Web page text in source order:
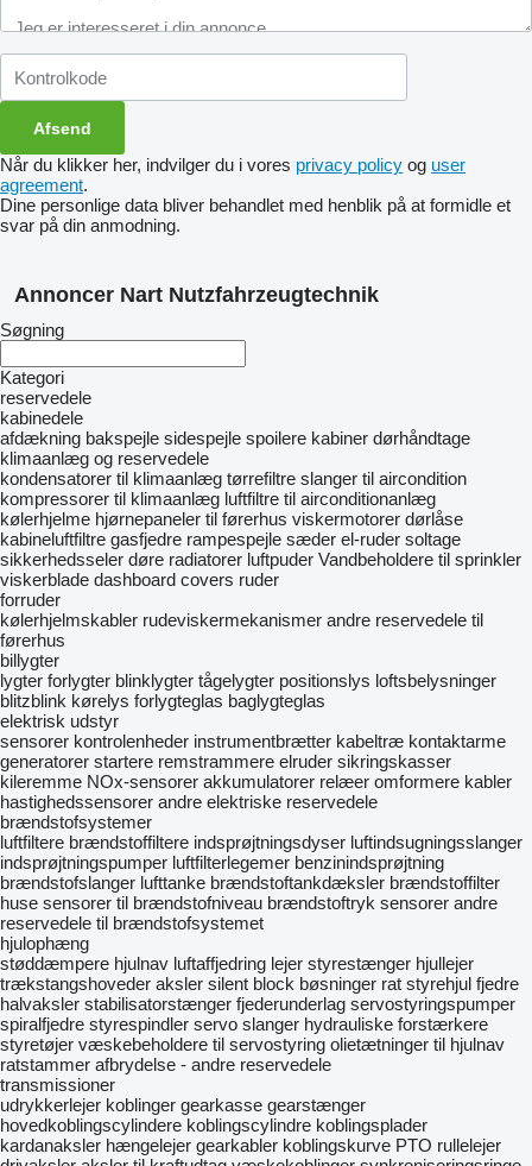
Når du klikker her, indvilger du i vores privacy policy og user
agreement.
Dine personlige data bliver behandlet med henblik på at formidle et
svar på din anmodning.
Annoncer Nart Nutzfahrzeugtechnik
Søgning
Kategori
reservedele
kabinedele
afdækning bakspejle sidespejle spoilere kabiner dørhåndtage
klimaanlæg og reservedele
kondensatorer til klimaanlæg tørrefiltre slanger til aircondition
kompressorer til klimaanlæg luftfiltre til airconditionanlæg
kølerhjelme hjørnepaneler til førerhus viskermotorer dørlåse
kabineluftfiltre gasfjedre rampespejle sæder el-ruder soltage
sikkerhedsseler døre radiatorer luftpuder Vandbeholdere til sprinkler
viskerblade dashboard covers ruder
forruder
kølerhjelmskabler rudeviskermekanismer andre reservedele til
førerhus
billygter
lygter forlygter blinklygter tågelygter positionslys loftsbelysninger
blitzblink kørelys forlygteglas baglygteglas
elektrisk udstyr
sensorer kontrolenheder instrumentbrætter kabeltræ kontaktarme
generatorer startere remstrammere elruder sikringskasser
kileremme NOx-sensorer akkumulatorer relæer omformere kabler
hastighedssensorer andre elektriske reservedele
brændstofsystemer
luftfiltere brændstoffiltere indsprøjtningsdyser luftindsugningsslanger
indsprøjtningspumper luftfilterlegemer benzinindsprøjtning
brændstofslanger lufttanke brændstoftankdæksler brændstoffilter
huse sensorer til brændstofniveau brændstoftryk sensorer andre
reservedele til brændstofsystemet
hjulophæng
støddæmpere hjulnav luftaffjedring lejer styrestænger hjullejer
trækstangshoveder aksler silent block bøsninger rat styrehjul fjedre
halvaksler stabilisatorstænger fjederunderlag servostyringspumper
spiralfjedre styrespindler servo slanger hydrauliske forstærkere
styretøjer væskebeholdere til servostyring olietætninger til hjulnav
ratstammer afbrydelse - andre reservedele
transmissioner
udrykkerlejer koblinger gearkasse gearstænger
hovedkoblingscylindere koblingscylindre koblingsplader
kardanaksler hængelejer gearkabler koblingskurve PTO rullelejer